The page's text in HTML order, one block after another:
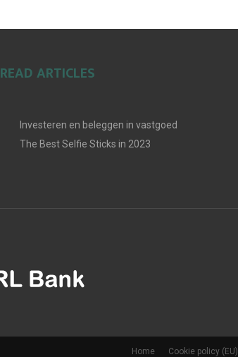
ARTICLES
Investeren en beleggen in vastgoed
The Best Selfie Sticks in 2023
Home Cookie policy (EU)